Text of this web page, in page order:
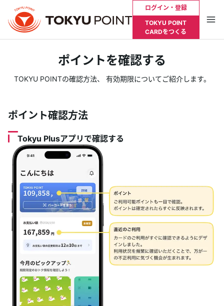
ログイン・登録
TOKYU POINT
CARDをつくる
お支払い明細やポイント残高を確認したい方は
Tokyu Plusへログインが必要です
トップ
TOKYU POINTとは？
貯める
使う
ランクアッププログラム
キャンペーン
TOKYU POINT加盟店
ポイントを確認する
TOKYU POINTの確認方法、 有効期限についてご紹介します。
ポイント確認方法
Tokyu Plusアプリで確認する